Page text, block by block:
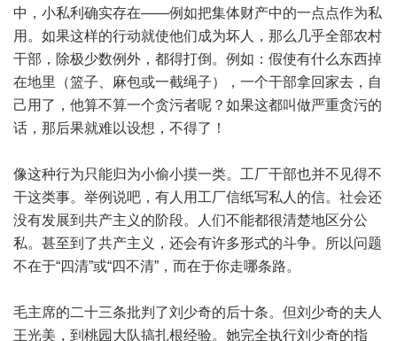
中，小私利确实存在——例如把集体财产中的一点点作为私
用。如果这样的行动就使他们成为坏人，那么几乎全部农村
干部，除极少数例外，都得打倒。例如：假使有什么东西掉
在地里（篮子、麻包或一截绳子），一个干部拿回家去，自
己用了，他算不算一个贪污者呢？如果这都叫做严重贪污的
话，那后果就难以设想，不得了！
像这种行为只能归为小偷小摸一类。工厂干部也并不见得不
干这类事。举例说吧，有人用工厂信纸写私人的信。社会还
没有发展到共产主义的阶段。人们不能都很清楚地区分公
私。甚至到了共产主义，还会有许多形式的斗争。所以问题
不在于“四清”或“四不清”，而在于你走哪条路。
毛主席的二十三条批判了刘少奇的后十条。但刘少奇的夫人
王光美，到桃园大队搞扎根经验。她完全执行刘少奇的指